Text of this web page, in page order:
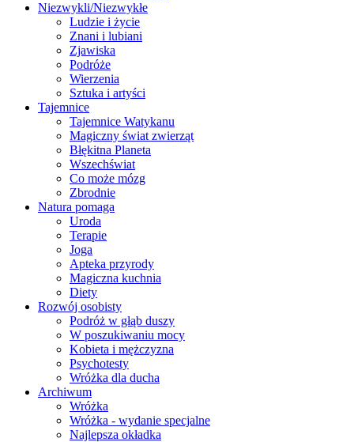
Niezwykli/Niezwykłe
Ludzie i życie
Znani i lubiani
Zjawiska
Podróże
Wierzenia
Sztuka i artyści
Tajemnice
Tajemnice Watykanu
Magiczny świat zwierząt
Błękitna Planeta
Wszechświat
Co może mózg
Zbrodnie
Natura pomaga
Uroda
Terapie
Joga
Apteka przyrody
Magiczna kuchnia
Diety
Rozwój osobisty
Podróż w głąb duszy
W poszukiwaniu mocy
Kobieta i mężczyzna
Psychotesty
Wróżka dla ducha
Archiwum
Wróżka
Wróżka - wydanie specjalne
Najlepsza okładka